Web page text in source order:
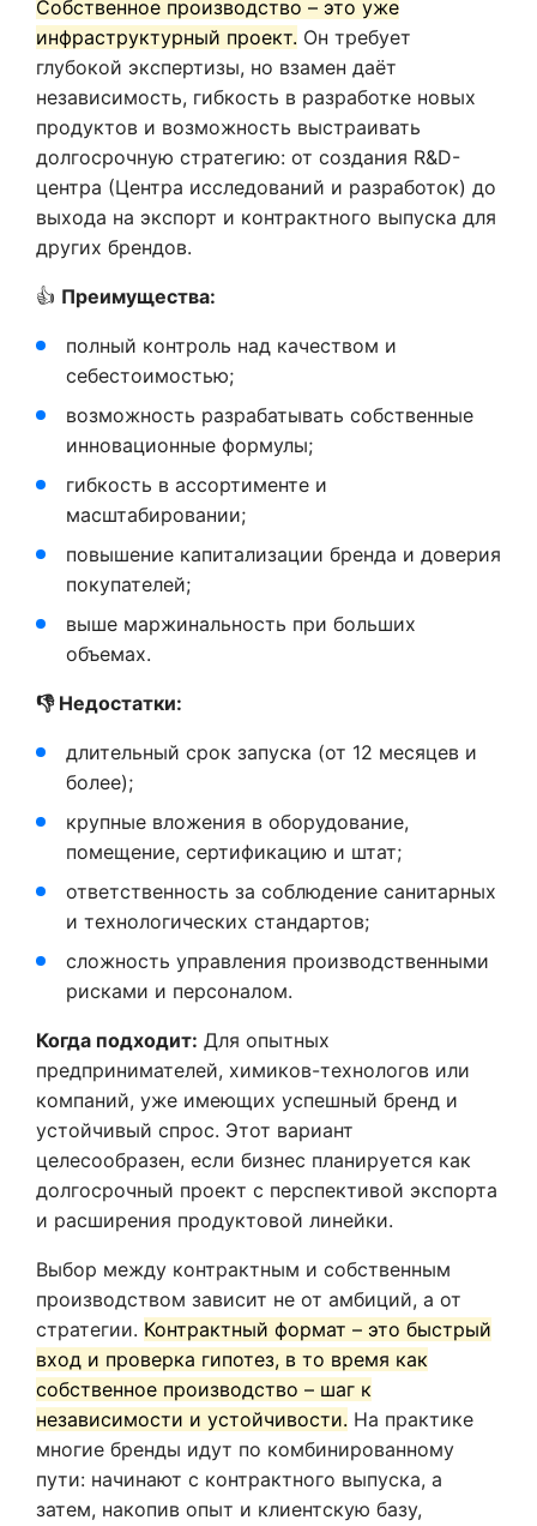
Собственное производство – это уже
инфраструктурный проект. Он требует
глубокой экспертизы, но взамен даёт
независимость, гибкость в разработке новых
продуктов и возможность выстраивать
долгосрочную стратегию: от создания R&D-
центра (Центра исследований и разработок) до
выхода на экспорт и контрактного выпуска для
других брендов.
👍 Преимущества:
полный контроль над качеством и
себестоимостью;
возможность разрабатывать собственные
инновационные формулы;
гибкость в ассортименте и
масштабировании;
повышение капитализации бренда и доверия
покупателей;
выше маржинальность при больших
объемах.
👎 Недостатки:
длительный срок запуска (от 12 месяцев и
более);
крупные вложения в оборудование,
помещение, сертификацию и штат;
ответственность за соблюдение санитарных
и технологических стандартов;
сложность управления производственными
рисками и персоналом.
Когда подходит: Для опытных
предпринимателей, химиков-технологов или
компаний, уже имеющих успешный бренд и
устойчивый спрос. Этот вариант
целесообразен, если бизнес планируется как
долгосрочный проект с перспективой экспорта
и расширения продуктовой линейки.
Выбор между контрактным и собственным
производством зависит не от амбиций, а от
стратегии. Контрактный формат – это быстрый
вход и проверка гипотез, в то время как
собственное производство – шаг к
независимости и устойчивости. На практике
многие бренды идут по комбинированному
пути: начинают с контрактного выпуска, а
затем, накопив опыт и клиентскую базу,